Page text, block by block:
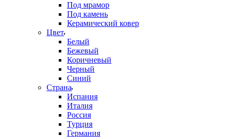
Под мрамор
Под камень
Керамический ковер
Цвет
Белый
Бежевый
Коричневый
Черный
Синий
Страна
Испания
Италия
Россия
Турция
Германия